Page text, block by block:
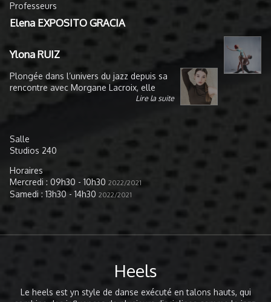
Professeurs
Elena EXPOSITO GRACIA
Ylona RUIZ
Plongée dans l’univers du jazz depuis sa
rencontre avec Morgane Lacroix, elle
formée aux danses académiques : le
classique, le jazz, le contemporain et les
techniques modernes; Graham et Horton.
Elle y obtiendra son EAT et ses UE.
Parallèlement elle développe sa
stylistique autour des dérivés du jazz; le
décrocher ses premiers contrats
notamment avec Disney.
Lire la suite
Salle
Studios 240
Horaires
Mercredi : 09h30 - 10h30 2022/2021
Samedi : 13h30 - 14h30 2022/2021
Heels
Le heels est yn style de danse exécuté en talons hauts, qui